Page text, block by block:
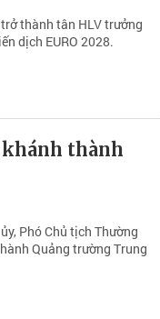
thành tân HLV trưởng
dịch EURO 2028.
khánh thành
Phó Chủ tịch Thường
Quảng trường Trung